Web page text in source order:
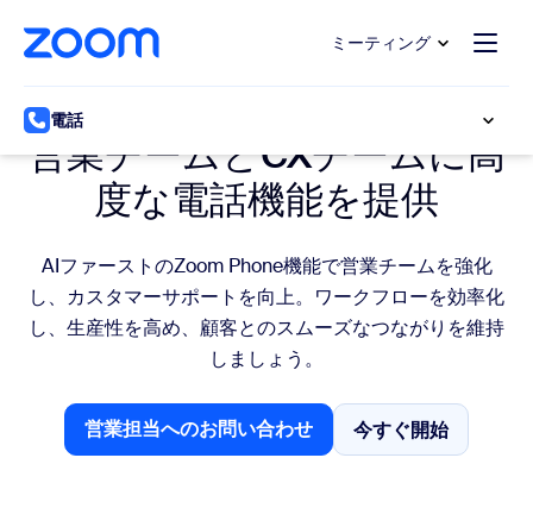
テンツへスキップ
ットへスキップ ミーティング
電話
営業チームとCXチームに高
度な電話機能を提供
AIファーストのZoom Phone機能で営業チームを強化
し、カスタマーサポートを向上。ワークフローを効率化
し、生産性を高め、顧客とのスムーズなつながりを維持
しましょう。
営業担当へのお問い合わせ
営業担当へのお問い合わせ
今すぐ開始
今すぐ開始